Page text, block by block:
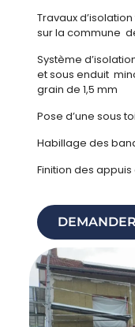
Travaux
sur la commune
Système
et sous enduit
grain de 1,5 mm
Pose d’une sous
Habillage des
Finition des